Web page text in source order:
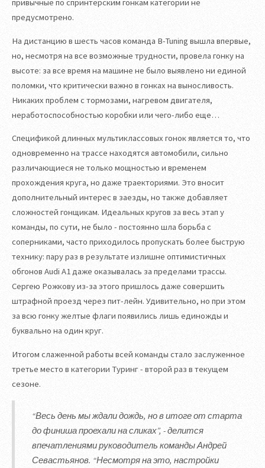
привычные по спринтерским гонкам категории не
предусмотрено.
На дистанцию в шесть часов команда B-Tuning вышла впервые,
но, несмотря на все возможные трудности, провела гонку на
высоте: за все время на машине не было выявлено ни единой
поломки, что критически важно в гонках на выносливость.
Никаких проблем с тормозами, нагревом двигателя,
неработоспособностью коробки или чего-либо еще…
Спецификой длинных мультиклассовых гонок является то, что
одновременно на трассе находятся автомобили, сильно
различающиеся не только мощностью и временем
прохождения круга, но даже траекториями. Это вносит
дополнительный интерес в заезды, но также добавляет
сложностей гонщикам. Идеальных кругов за весь этап у
команды, по сути, не было - постоянно шла борьба с
соперниками, часто приходилось пропускать более быструю
технику: пару раз в результате излишне оптимистичных
обгонов Audi A1 даже оказывалась за пределами трассы.
Сергею Рожкову из-за этого пришлось даже совершить
штрафной проезд через пит-лейн. Удивительно, но при этом
за всю гонку желтые флаги появились лишь единожды и
буквально на один круг.
Итогом слаженной работы всей команды стало заслуженное
третье место в категории Туринг - второй раз в текущем
сезоне.
“Весь день мы ждали дождь, но в итоге от старта
до финиша проехали на сликах”, - делится
впечатлениями руководитель команды Андрей
Севастьянов. “Несмотря на это, настройки